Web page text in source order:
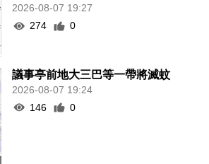
2026-08-07 19:27
274
0
議事亭前地大三巴等一帶將滅蚊
2026-08-07 19:24
146
0